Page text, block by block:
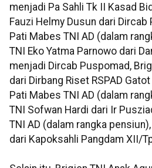
menjadi Pa Sahli Tk II Kasad
Fauzi Helmy Dusun dari
Pati Mabes TNI AD (dalam
TNI Eko Yatma Parnowo dari
menjadi Dircab Puspomad,
dari Dirbang Riset RSPAD
Pati Mabes TNI AD (dalam
TNI Sofwan Hardi dari Ir
TNI AD (dalam rangka
dari Kapoksahli Pangdam XII/